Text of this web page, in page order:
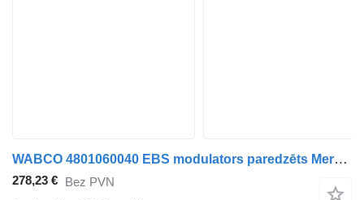
WABCO 4801060040 EBS modulators paredzēts Mercedes-Benz Actros MP4 Antos Arocs (2012-) vilcēja
278,23 € Bez PVN